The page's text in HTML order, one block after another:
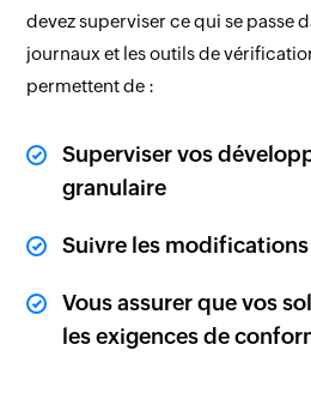
devez superviser ce qui se passe
journaux et les outils de
permettent de :
Superviser vos
granulaire
Suivre les
Vous assurer que vos
les exigences de